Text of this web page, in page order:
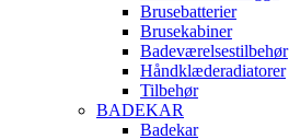
Brusebatterier
Brusekabiner
Badeværelsestilbehør
Håndklæderadiatorer
Tilbehør
BADEKAR
Badekar